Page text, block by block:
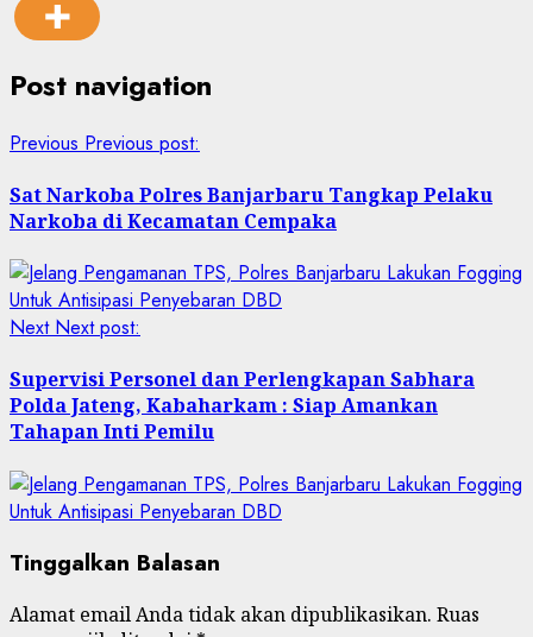
Post navigation
Previous Previous post:
Sat Narkoba Polres Banjarbaru Tangkap Pelaku
Narkoba di Kecamatan Cempaka
Next Next post:
Supervisi Personel dan Perlengkapan Sabhara
Polda Jateng, Kabaharkam : Siap Amankan
Tahapan Inti Pemilu
Tinggalkan Balasan
Alamat email Anda tidak akan dipublikasikan. Ruas